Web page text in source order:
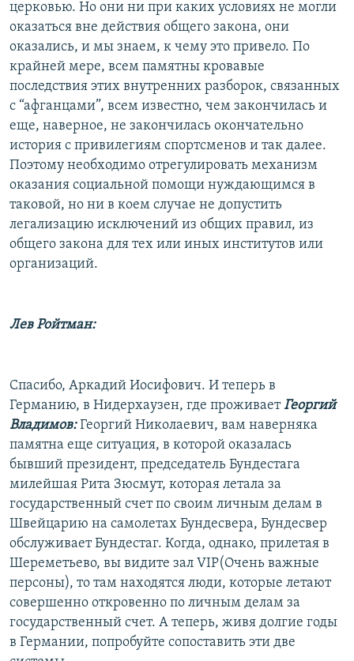
церковью. Но они ни при каких условиях не могли
оказаться вне действия общего закона, они
оказались, и мы знаем, к чему это привело. По
крайней мере, всем памятны кровавые
последствия этих внутренних разборок, связанных
с “афганцами”, всем известно, чем закончилась и
еще, наверное, не закончилась окончательно
история с привилегиям спортсменов и так далее.
Поэтому необходимо отрегулировать механизм
оказания социальной помощи нуждающимся в
таковой, но ни в коем случае не допустить
легализацию исключений из общих правил, из
общего закона для тех или иных институтов или
организаций.
Лев Ройтман:
Спасибо, Аркадий Иосифович. И теперь в
Германию, в Нидерхаузен, где проживаетГеоргий
Владимов:Георгий Николаевич, вам наверняка
памятна еще ситуация, в которой оказалась
бывший президент, председатель Бундестага
милейшая Рита Зюсмут, которая летала за
государственный счет по своим личным делам в
Швейцарию на самолетах Бундесвера, Бундесвер
обслуживает Бундестаг. Когда, однако, прилетая в
Шереметьево, вы видите зал VIP(Очень важные
персоны), то там находятся люди, которые летают
совершенно откровенно по личным делам за
государственный счет. А теперь, живя долгие годы
в Германии, попробуйте сопоставить эти две